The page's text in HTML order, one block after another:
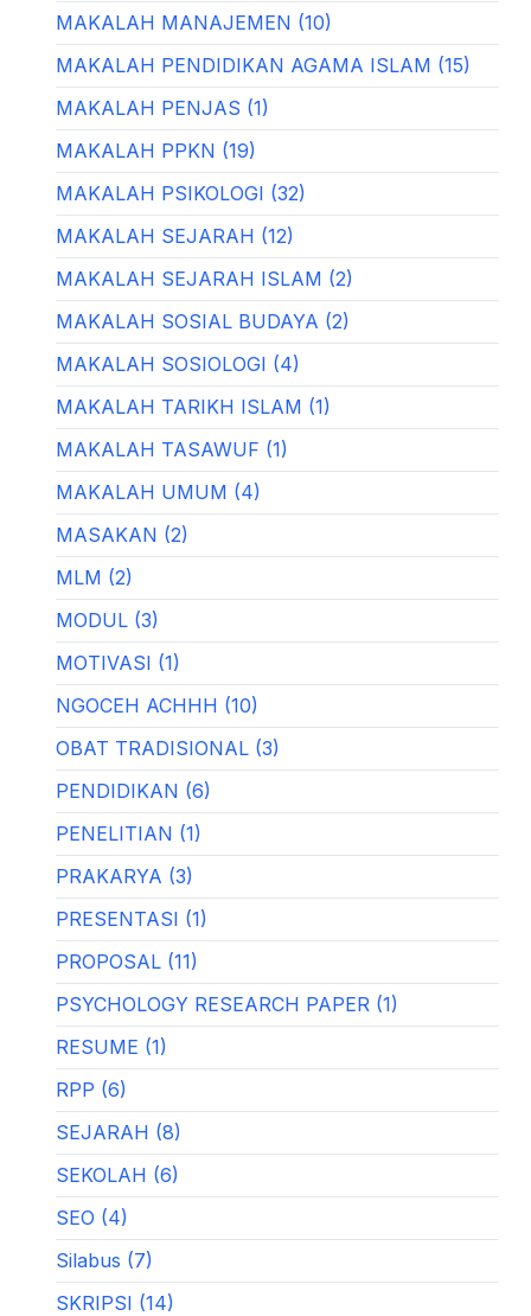
MAKALAH MANAJEMEN (10)
MAKALAH PENDIDIKAN AGAMA ISLAM (15)
MAKALAH PENJAS (1)
MAKALAH PPKN (19)
MAKALAH PSIKOLOGI (32)
MAKALAH SEJARAH (12)
MAKALAH SEJARAH ISLAM (2)
MAKALAH SOSIAL BUDAYA (2)
MAKALAH SOSIOLOGI (4)
MAKALAH TARIKH ISLAM (1)
MAKALAH TASAWUF (1)
MAKALAH UMUM (4)
MASAKAN (2)
MLM (2)
MODUL (3)
MOTIVASI (1)
NGOCEH ACHHH (10)
OBAT TRADISIONAL (3)
PENDIDIKAN (6)
PENELITIAN (1)
PRAKARYA (3)
PRESENTASI (1)
PROPOSAL (11)
PSYCHOLOGY RESEARCH PAPER (1)
RESUME (1)
RPP (6)
SEJARAH (8)
SEKOLAH (6)
SEO (4)
Silabus (7)
SKRIPSI (14)